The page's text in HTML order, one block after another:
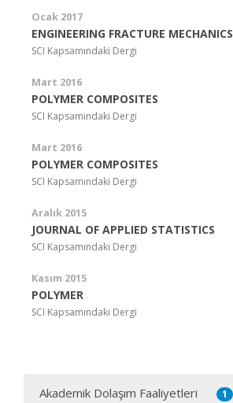
Ocak 2017
ENGINEERING FRACTURE MECHANICS
SCI Kapsamındaki Dergi
Mart 2016
POLYMER COMPOSITES
SCI Kapsamındaki Dergi
Mart 2016
POLYMER COMPOSITES
SCI Kapsamındaki Dergi
Aralık 2015
JOURNAL OF APPLIED STATISTICS
SCI Kapsamındaki Dergi
Kasım 2015
POLYMER
SCI Kapsamındaki Dergi
Akademik Dolaşım Faaliyetleri 1